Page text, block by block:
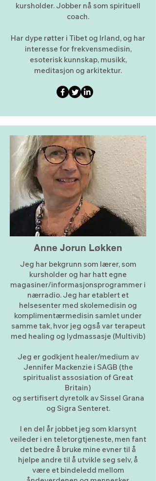
kursholder. Jobber nå som spirituell
coach.
Har dype røtter i Tibet og Irland, og har
interesse for frekvensmedisin,
esoterisk kunnskap, musikk,
meditasjon og arkitektur.
Anne Jorun Løkken
Jeg har bekgrunn som lærer, som
kursholder og har hatt egne
magasiner/informasjonsprogrammer i
nærradio. Jeg har etablert et
helsesenter med skolemedisin og
komplimentærmedisin samlet under
samme tak, hvor jeg også var terapeut
med healing og lydmassasje (Multivib)
Jeg er godkjent healer/medium av
Jennifer Mackenzie i SAGB (the
spiritualist assosiation of Great
Britain)
og sertifisert dyretolk av Sissel Grana
og Sigra Senteret.
I en del år jobbet jeg som klarsynt
veileder i en teletorgtjeneste, men fant
det bedre å bruke mine evner til å
hjelpe andre til å utvikle seg selv, å
være et bindeledd mellom